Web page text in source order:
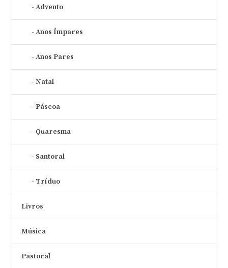
Advento
Anos Ímpares
Anos Pares
Natal
Páscoa
Quaresma
Santoral
Tríduo
Livros
Música
Pastoral